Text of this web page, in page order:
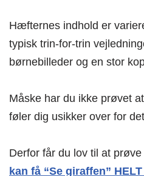
Hæfternes indhold er
typisk trin-for-trin
børnebilleder og en stor
Måske har du ikke prøvet
føler dig usikker over for
Derfor får du lov til at
kan få “Se giraffen” HELT